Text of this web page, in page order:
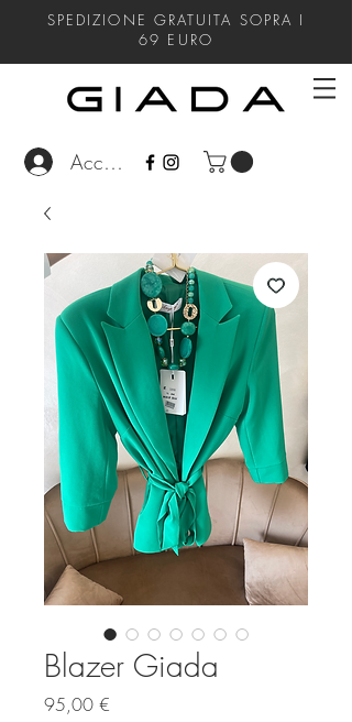
SPEDIZIONE GRATUITA SOPRA I
69 EURO
Accedi
Blazer Giada
95,00 €